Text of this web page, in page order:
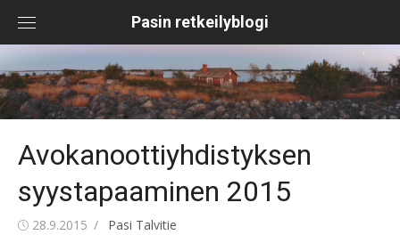
content
Pasin retkeilyblogi
Avokanoottiyhdistyksen
syystapaaminen 2015
Posted
28.9.2015 Author
Pasi Talvitie